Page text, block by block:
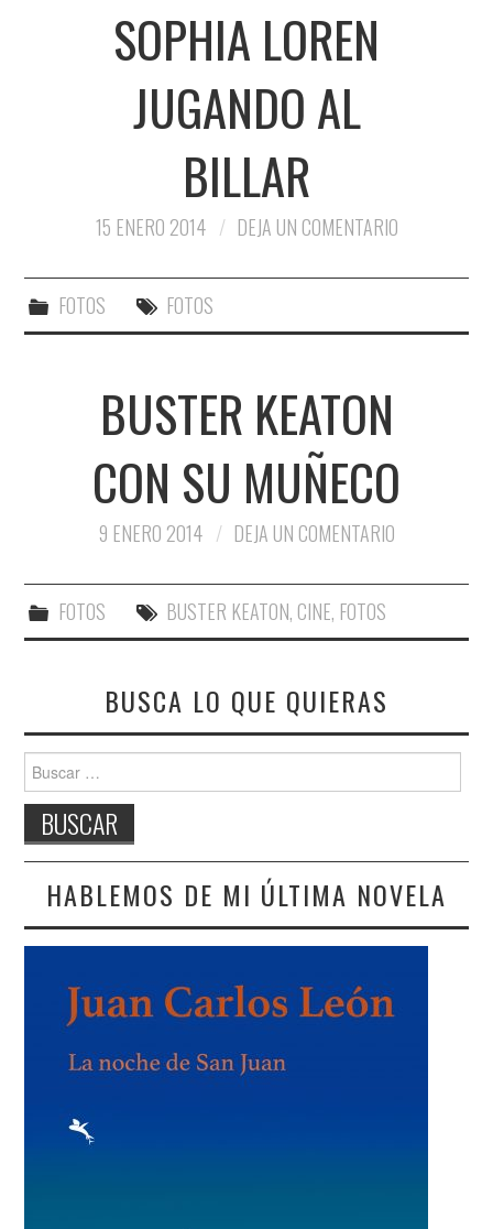
SOPHIA LOREN
JUGANDO AL
BILLAR
15 ENERO 2014 DEJA UN COMENTARIO
FOTOS FOTOS
BUSTER KEATON
CON SU MUÑECO
9 ENERO 2014 DEJA UN COMENTARIO
FOTOS BUSTER KEATON, CINE, FOTOS
BUSCA LO QUE QUIERAS
Buscar:
HABLEMOS DE MI ÚLTIMA NOVELA